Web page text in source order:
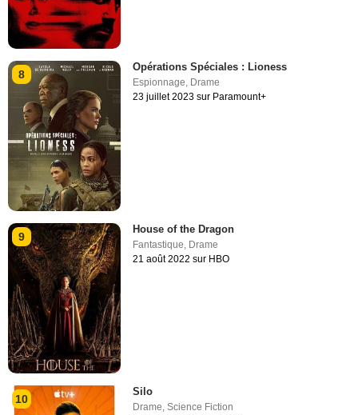
8
Opérations Spéciales : Lioness
Espionnage Drame
23 juillet 2023 sur Paramount+
9
House of the Dragon
Fantastique, Drame
21 août 2022 sur HBO
10
Silo
Drame,Science Fiction